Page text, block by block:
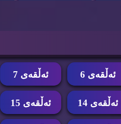
ئه‌ڵقه‌ی 6 ئه‌ڵقه‌ی 7
ئه‌ڵقه‌ی 14 ئه‌ڵقه‌ی 15